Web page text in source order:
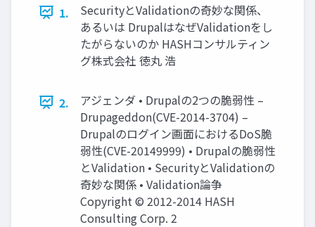
1.
SecurityとValidationの奇妙な関係、
あるいは DrupalはなぜValidationをし
たがらないのか HASHコンサルティン
グ株式会社 徳丸 浩
2.
アジェンダ • Drupalの2つの脆弱性 –
Drupageddon(CVE-2014-3704) –
Drupalのログイン画面におけるDoS脆
弱性(CVE-20149999) • Drupalの脆弱性
とValidation • SecurityとValidationの
奇妙な関係 • Validation論争
Copyright © 2012-2014 HASH
Consulting Corp. 2